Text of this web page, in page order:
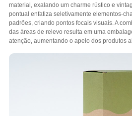
material, exalando um charme rústico e
pontual enfatiza seletivamente elementos-
padrões, criando pontos focais visuais. A
das áreas de relevo resulta em uma
atenção, aumentando o apelo dos produtos